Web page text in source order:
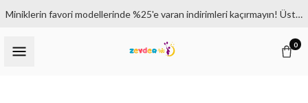
Miniklerin favori modellerinde %25'e varan indirimleri kaçırmayın! Üstelik 1500₺ ve üzeri siparişlerde kargo bedava.
0